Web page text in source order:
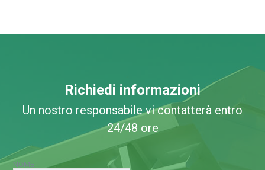
Richiedi informazioni
Un nostro responsabile vi contatterà entro
24/48 ore
NOME